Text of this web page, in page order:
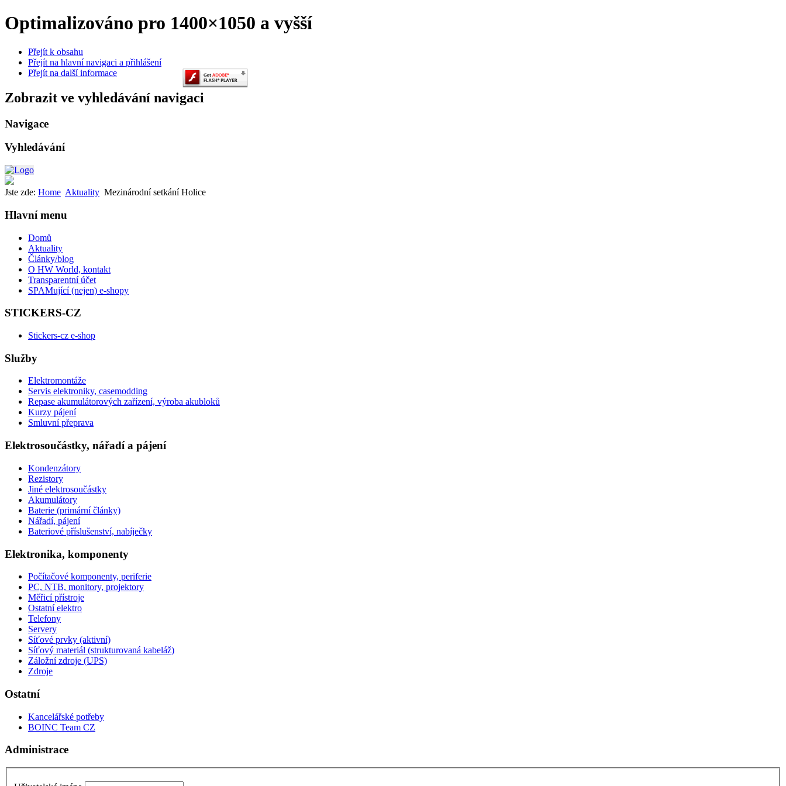
Optimalizováno pro 1400×1050 a vyšší
Přejít k obsahu
Přejít na hlavní navigaci a přihlášení
Přejít na další informace
Zobrazit ve vyhledávání navigaci
Navigace
Vyhledávání
Jste zde: Home Aktuality Mezinárodní setkání Holice
Hlavní menu
Domů
Aktuality
Články/blog
O HW World, kontakt
Transparentní účet
SPAMující (nejen) e-shopy
STICKERS-CZ
Stickers-cz e-shop
Služby
Elektromontáže
Servis elektroniky, casemodding
Repase akumulátorových zařízení, výroba akubloků
Kurzy pájení
Smluvní přeprava
Elektrosoučástky, nářadí a pájení
Kondenzátory
Rezistory
Jiné elektrosoučástky
Akumulátory
Baterie (primární články)
Nářadí, pájení
Bateriové příslušenství, nabíječky
Elektronika, komponenty
Počítačové komponenty, periferie
PC, NTB, monitory, projektory
Měřicí přístroje
Ostatní elektro
Telefony
Servery
Síťové prvky (aktivní)
Síťový materiál (strukturovaná kabeláž)
Záložní zdroje (UPS)
Zdroje
Ostatní
Kancelářské potřeby
BOINC Team CZ
Administrace